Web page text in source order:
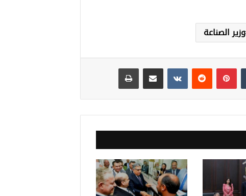
وزير الصناعة
بينتيريست